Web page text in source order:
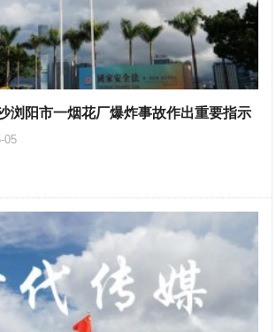
浏阳市一烟花厂爆炸事故作出重要指示
05